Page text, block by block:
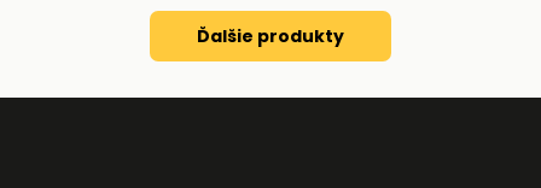
Ďalšie produkty